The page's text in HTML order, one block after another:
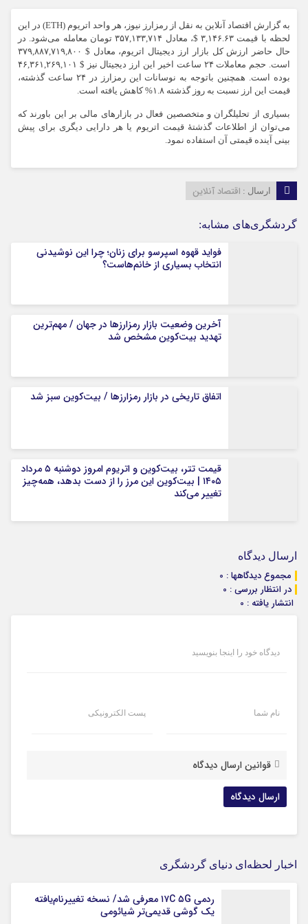
به گزارش اقتصاد آنلاین به نقل از رمزارز نیوز، هر واحد اتریوم (ETH) در این
لحظه با قیمت ۳,۱۴۶.۶۳ $، معادل ۳۵۷,۱۳۳,۷۱۴ تومان معامله می‌شود. در
حال حاضر ارزش کل بازار ارز دیجیتال اتریوم، معادل $ ۳۷۹,۸۸۷,۷۱۹,۸۰۰
است. حجم معاملات ۲۴ ساعت اخیر این ارز دیجیتال نیز $ ۴۶,۳۶۱,۲۶۹,۱۰۱
بوده است. همچنین باتوجه به نوسانات این رمزارز در ۲۴ ساعت گذشته،
قیمت این ارز نسبت به روز گذشته ۱.۸% کاهش یافته است.
بسیاری از تحلیلگران و متخصصین فعال در بازار‌های مالی بر این باورند که
می‌توان از اطلاعات گذشتۀ قیمت اتریوم یا هر دارایی دیگری برای پیش
بینی آینده قیمتی آن استفاده نمود.
ارسال : اقتصاد آنلاین
گردشگری‌های مشابه:
فواید قهوه اسپرسو برای زنان؛ چرا این نوشیدنی
انتخاب بسیاری از خانم‌هاست؟
آخرین وضعیت بازار رمزارزها در جهان / مهم‌ترین
تهدید بیت‌کوین مشخص شد
اتفاق تاریخی در بازار رمزارزها / بیت‌کوین سبز شد
قیمت تتر، بیت‌کوین و اتریوم امروز دوشنبه ۵ مرداد
۱۴۰۵ | بیت‌کوین این مرز را از دست بدهد، همه‌چیز
تغییر می‌کند
ارسال دیدگاه
مجموع دیدگاهها : 0
در انتظار بررسی : 0
انتشار یافته : 0
دیدگاه خود را اینجا بنویسید
نام شما پست الکترونیکی
قوانین ارسال دیدگاه
اخبار لحظه‌ای دنیای گردشگری
ردمی ۱۷C ۵G معرفی شد/ نسخه تغییرنام‌یافته
یک گوشی قدیمی‌تر شیائومی